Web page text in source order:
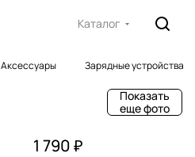
Каталог
Аксессуары Зарядные устройства
Показать
еще фото
1 790 ₽